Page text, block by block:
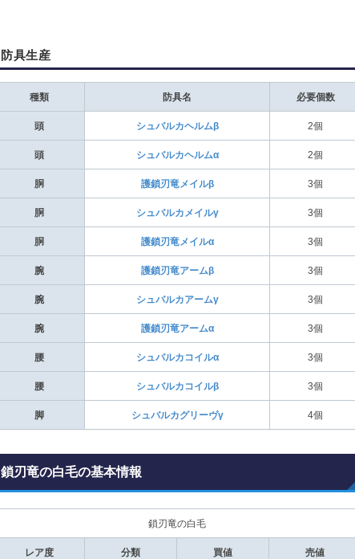
防具生産
種類 防具名 必要個数
頭 シュバルカヘルムβ 2個
頭 シュバルカヘルムα 2個
胴 護鎖刃竜メイルβ 3個
胴 シュバルカメイルγ 3個
胴 護鎖刃竜メイルα 3個
腕 護鎖刃竜アームβ 3個
腕 シュバルカアームγ 3個
腕 護鎖刃竜アームα 3個
腰 シュバルカコイルα 3個
腰 シュバルカコイルβ 3個
脚 シュバルカグリーヴγ 4個
鎖刃竜の白毛の基本情報
鎖刃竜の白毛
レア度 分類 買値 売値